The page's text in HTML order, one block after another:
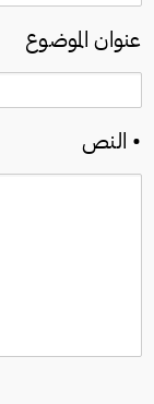
عنوان الموضوع
• النص